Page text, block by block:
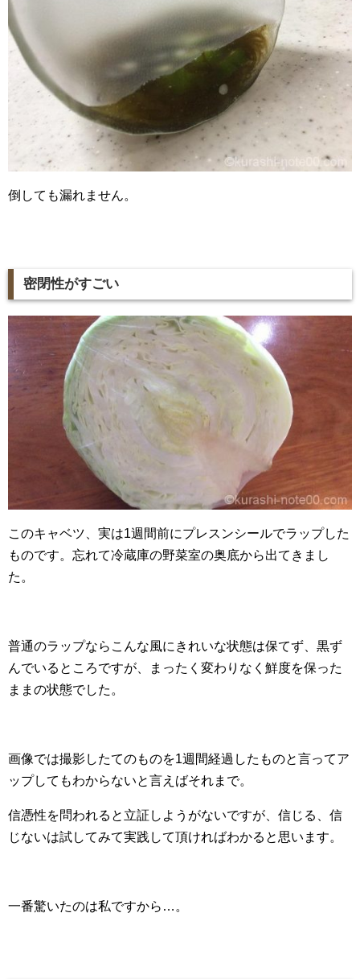
倒しても漏れません。
密閉性がすごい
このキャベツ、実は1週間前にプレスンシールでラップした
ものです。忘れて冷蔵庫の野菜室の奥底から出てきまし
た。
普通のラップならこんな風にきれいな状態は保てず、黒ず
んでいるところですが、まったく変わりなく鮮度を保った
ままの状態でした。
画像では撮影したてのものを1週間経過したものと言ってア
ップしてもわからないと言えばそれまで。
信憑性を問われると立証しようがないですが、信じる、信
じないは試してみて実践して頂ければわかると思います。
一番驚いたのは私ですから…。